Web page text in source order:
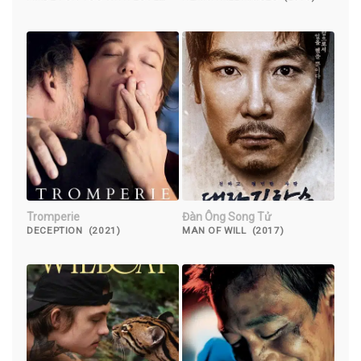
Tromperie
DECEPTION (2021)
Đàn Ông Song Tử
MAN OF WILL (2017)